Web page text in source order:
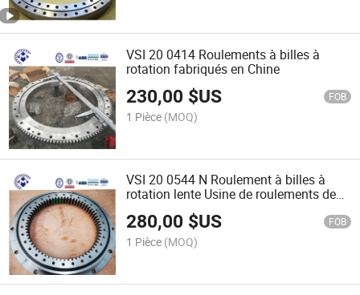
VSI 20 0414 Roulements à billes à
rotation fabriqués en Chine
230,00 $US FOB
1 Pièce (MOQ)
VSI 20 0544 N Roulement à billes à
rotation lente Usine de roulements de
petite table tournante
280,00 $US FOB
1 Pièce (MOQ)